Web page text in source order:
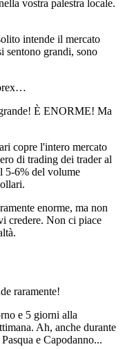
vostra palestra locale.
intende il mercato
grandi, sono
È ENORME! Ma
copre l'intero mercato
di trading dei trader al
5-6% del volume
enorme, ma non
credere. Non ci piace
raramente!
e 5 giorni alla
Ah, anche durante
e Capodanno...